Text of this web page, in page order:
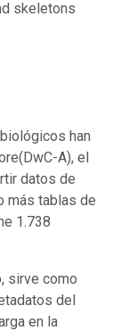
skeletons
han
A), el
datos de
más tablas de
1.738
sirve como
del
en la